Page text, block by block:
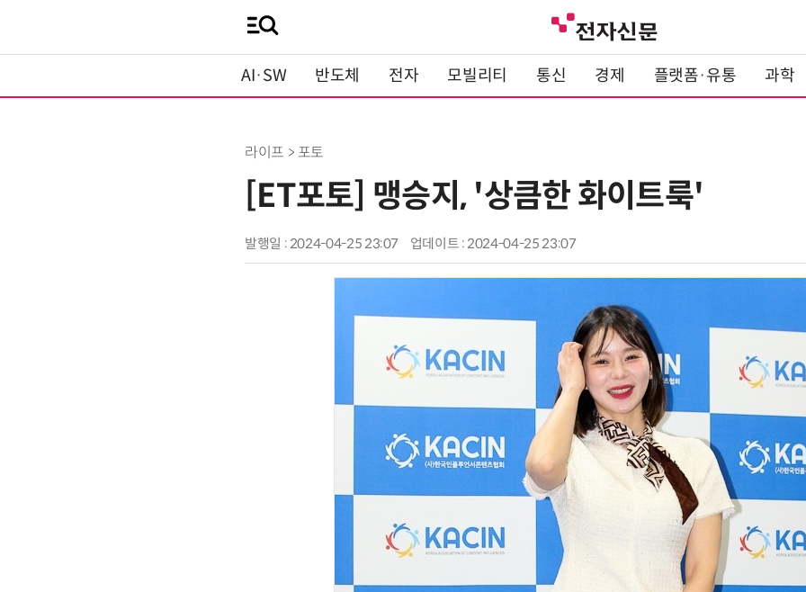
AI·SW 반도체 전자 모빌리티 통신 경제 플랫폼·유통 과학
라이프 > 포토
[ET포토] 맹승지, '상큼한 화이트룩'
발행일 : 2024-04-25 23:07 업데이트 : 2024-04-25 23:07